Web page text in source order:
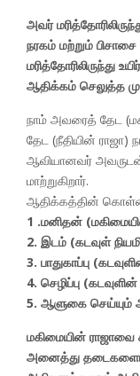
அவர்
நரகம் மற்றும்
மரித்தோரிலிருந்து
ஆதிக்கம் செலுத்த
நாம் அவரைத் தேட
தேட (நீதியின் ராஜா)
ஆவியானவர்
மாற்றுகிறார்.
ஆதிக்கத்தின்
1 .மனிதன்
2. இடம் (கடவுள்
3. பாதுகாப்பு
4. செழிப்பு
5. ஆளுகை செய்யும்
மகிமையின்
அனைத்து